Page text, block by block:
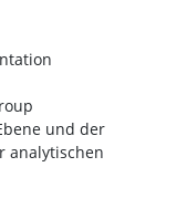
und der
analytischen